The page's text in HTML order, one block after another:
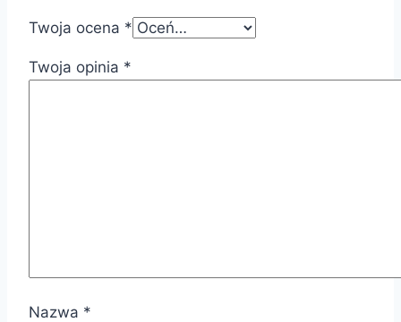
Twoja ocena *
Twoja opinia *
Nazwa *